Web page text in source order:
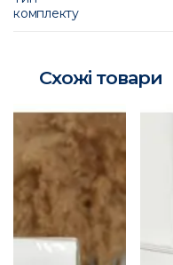
комплекту
Схожі товари